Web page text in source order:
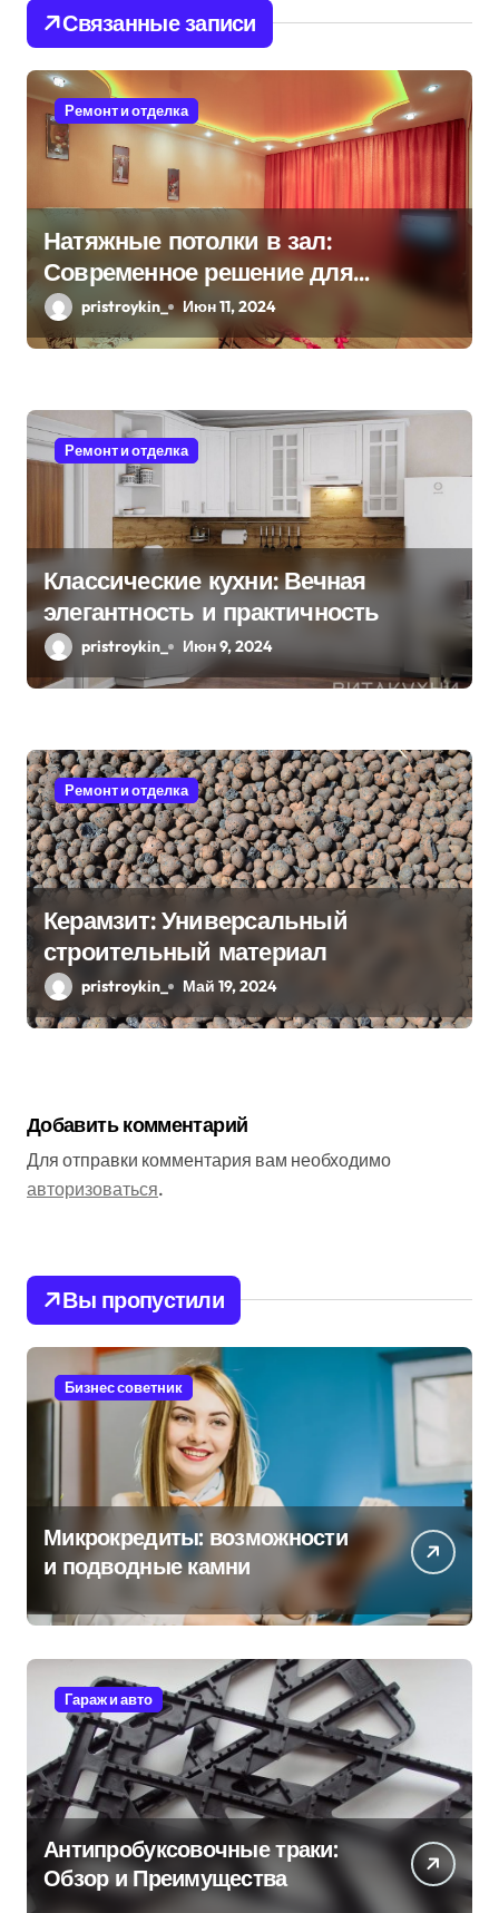
и
я
п
з
а
п
с
я
Связанные записи
Ремонт и отделка
Натяжные потолки в зал:
Современное решение для
стильного интерьера
pristroykin_ Июн 11, 2024
Ремонт и отделка
Классические кухни: Вечная
элегантность и практичность
pristroykin_ Июн 9, 2024
Ремонт и отделка
Керамзит: Универсальный
строительный материал
pristroykin_ Май 19, 2024
Добавить комментарий
Для отправки комментария вам необходимо
авторизоваться.
Вы пропустили
Бизнес советник
Микрокредиты: возможности
и подводные камни
Гараж и авто
Антипробуксовочные траки:
Обзор и Преимущества